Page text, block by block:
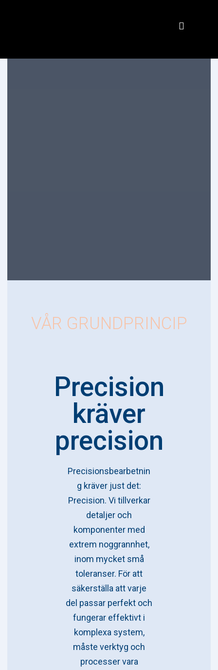
VÅR GRUNDPRINCIP
Precision
kräver
precision
Precisionsbearbetnin
g kräver just det:
Precision. Vi tillverkar
detaljer och
komponenter med
extrem noggrannhet,
inom mycket små
toleranser. För att
säkerställa att varje
del passar perfekt och
fungerar effektivt i
komplexa system,
måste verktyg och
processer vara